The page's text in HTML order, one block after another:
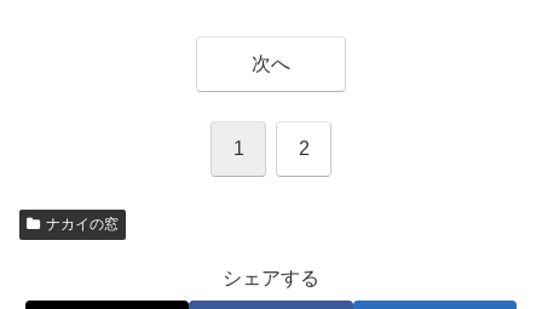
次へ
1 2
ナカイの窓
シェアする